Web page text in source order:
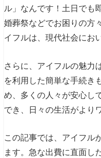
ル」なんです！土日でも
婚葬祭などでお困りの方
イフルは、現代社会にお
さらに、アイフルの魅力
を利用した簡単な手続き
め、多くの人々が安心し
でき、日々の生活がより
この記事では、アイフル
ます。急な出費に直面し